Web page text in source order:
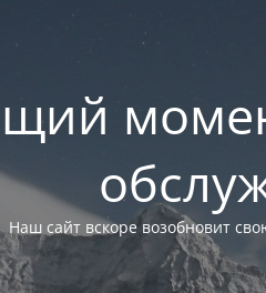
Наш сайт вскоре возобновит